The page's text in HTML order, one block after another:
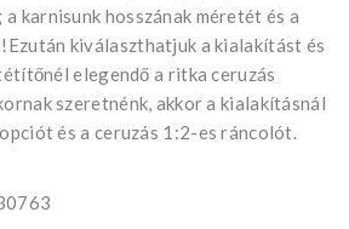
a karnisunk hosszának méretét és a
kiválaszthatjuk a kialakítást és
elegendő a ritka ceruzás
szeretnénk, akkor a kialakításnál
és a ceruzás 1:2-es ráncolót.